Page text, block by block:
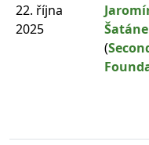
22. října
2025
(